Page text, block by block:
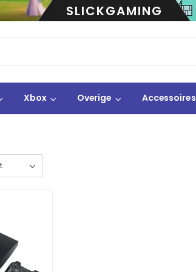
SLICKGAMING
Xbox Overige Accessoires